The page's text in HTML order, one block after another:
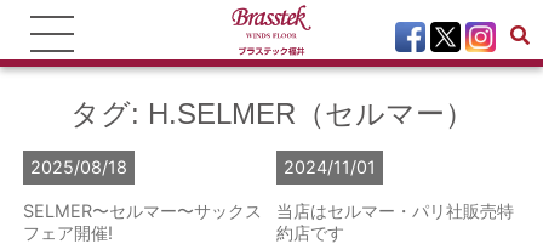
タグ: H.SELMER（セルマー）
2025/08/18
SELMER〜セルマー〜サックス
フェア開催!
2024/11/01
当店はセルマー・パリ社販売特
約店です